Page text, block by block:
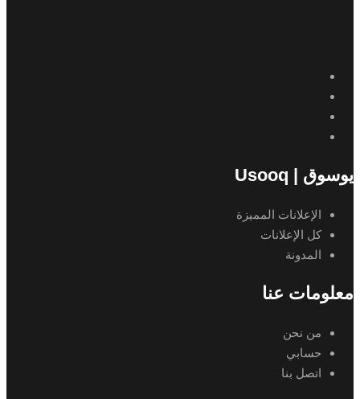
يوسوق | Usooq
الإعلانات المميزة
كل الإعلانات
المدونة
معلومات عنا
من نحن
حسابي
اتصل بنا